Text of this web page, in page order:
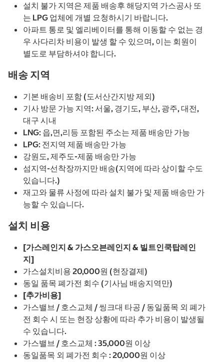
설치 불가 지역은 제품 배송후 해당지역 가스공사 또
는 LPG 업체에 개별 요청하시기 바랍니다.
아파트 통로 및 엘리베이터를 통해 이동할 수 없는 경
우 사다리차 비용이 발생 할 수 있으며, 이는 회원이
별도로 부담하셔야 합니다.
배송 지역
기본 배송비 포함 (도서산간지방 제외)
기사 방문 가능 지역: 서울, 경기도, 부산, 광주, 대전,
대구 시내
LNG: 읍,면,리등 포함된 주소는 제품 배송만 가능
LPG: 전지역 제품 배송만 가능
강원도, 제주도-제품 배송만 가능
섬지역-선착장까지만 배송(지역에 따라 상이할 수도
있습니다.)
재고와 물류 사정에 따라 설치 불가 및 제품 배송만 가
능할 수 있습니다.
설치 비용
[가스레인지 & 가스오븐레인지 & 빌트인쿡탑레인
지]
가스설치비용 20,000원 (현장결제)
동일 품목 폐가전 회수 (기사님 배송지역만)
[추가비용]
가스밸브 / 호스교체 / 씽크대 타공 / 동일품목 외 폐가
전 회수 시 또는 현장 상황에 따라 추가 비용이 발생될
수 있습니다.
가스밸브 / 호스교체 : 35,000원 이상
동일품목 외 폐가전 회수 : 20,000원 이상